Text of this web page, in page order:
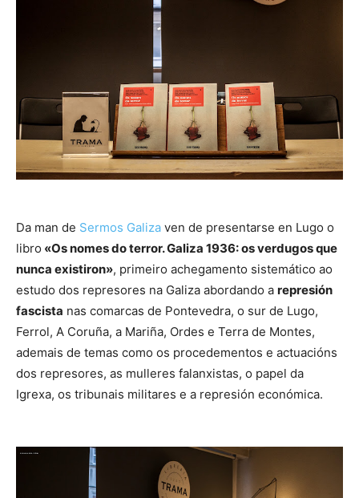
Da man de Sermos Galiza ven de presentarse en Lugo o
libro «Os nomes do terror. Galiza 1936: os verdugos que
nunca existiron», primeiro achegamento sistemático ao
estudo dos represores na Galiza abordando a represión
fascista nas comarcas de Pontevedra, o sur de Lugo,
Ferrol, A Coruña, a Mariña, Ordes e Terra de Montes,
ademais de temas como os procedementos e actuacións
dos represores, as mulleres falanxistas, o papel da
Igrexa, os tribunais militares e a represión económica.